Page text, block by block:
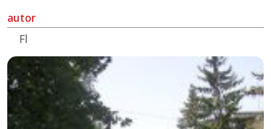
autor
Fl